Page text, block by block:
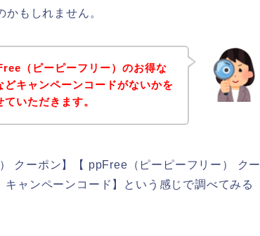
もしれません。
（ピーピーフリー）のお得な
キャンペーンコードがないかを
いただきます。
クーポン】【 ppFree（ピーピーフリー） クー
ャンペーンコード】という感じで調べてみる